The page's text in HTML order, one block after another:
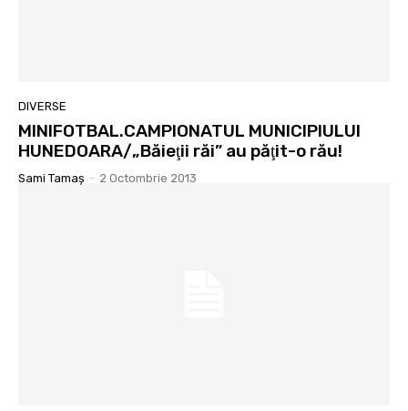
DIVERSE
MINIFOTBAL.CAMPIONATUL MUNICIPIULUI
HUNEDOARA/„Băieţii răi” au păţit-o rău!
Sami Tamaş - 2 Octombrie 2013